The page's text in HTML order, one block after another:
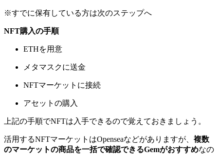
※すでに保有している方は次のステップへ
NFT購入の手順
ETHを用意
メタマスクに送金
NFTマーケットに接続
アセットの購入
上記の手順でNFTは入手できるので覚えておきましょう。
活用するNFTマーケットはOpenseaなどがありますが、 複数
のマーケットの商品を一括で確認できるGemがおすすめなの